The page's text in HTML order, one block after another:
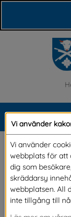
Sök
Stor
Nu startar
Vi använder
Vi använder
webbplats för att
dig som
skräddarsy
webbplatsen. All
inte tillgång till